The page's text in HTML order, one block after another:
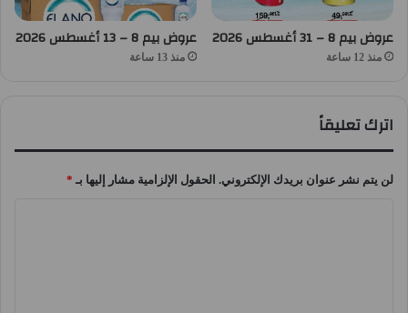
عروض بيم 8 – 31 أغسطس 2026
منذ 12 ساعة
عروض بيم 8 – 13 أغسطس 2026
منذ 13 ساعة
اترك تعليقاً
لن يتم نشر عنوان بريدك الإلكتروني. الحقول الإلزامية مشار إليها بـ *